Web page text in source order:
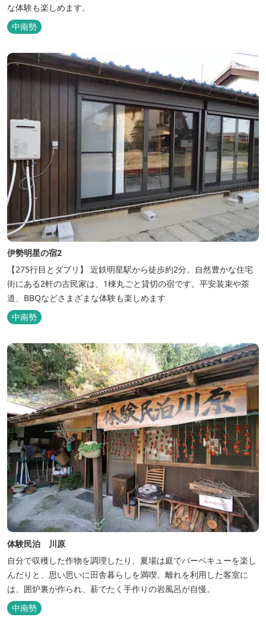
な体験も楽しめます。
中南勢
伊勢明星の宿2
【275行目とダブリ】 近鉄明星駅から徒歩約2分。自然豊かな住宅
街にある2軒の古民家は、1棟丸ごと貸切の宿です。平安装束や茶
道、BBQなどさまざまな体験も楽しめます
中南勢
体験民泊 川原
自分で収穫した作物を調理したり、夏場は庭でバーベキューを楽し
んだりと、思い思いに田舎暮らしを満喫。離れを利用した客室に
は、囲炉裏が作られ、薪でたく手作りの岩風呂が自慢。
中南勢